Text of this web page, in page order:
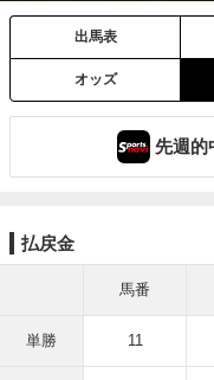
出馬表
オッズ
先週的
払戻金
馬番
単勝 11